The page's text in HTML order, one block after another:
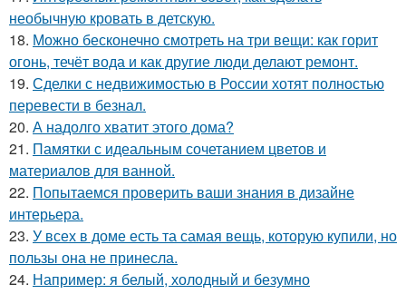
необычную кровать в детскую.
18. Можно бесконечно смотреть на три вещи: как горит
огонь, течёт вода и как другие люди делают ремонт.
19. Сделки с недвижимостью в России хотят полностью
перевести в безнал.
20. А надолго хватит этого дома?
21. Памятки с идеальным сочетанием цветов и
материалов для ванной.
22. Попытаемся проверить ваши знания в дизайне
интерьера.
23. У всех в доме есть та самая вещь, которую купили, но
пользы она не принесла.
24. Например: я белый, холодный и безумно